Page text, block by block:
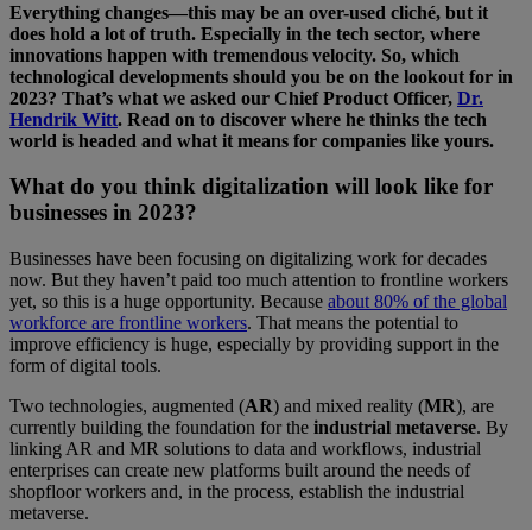
Everything changes—this may be an over-used cliché, but it
does hold a lot of truth. Especially in the tech sector, where
innovations happen with tremendous velocity. So, which
technological developments should you be on the lookout for in
2023? That’s what we asked our Chief Product Officer, Dr.
Hendrik Witt. Read on to discover where he thinks the tech
world is headed and what it means for companies like yours.
What do you think digitalization will look like for
businesses in 2023?
Businesses have been focusing on digitalizing work for decades
now. But they haven’t paid too much attention to frontline workers
yet, so this is a huge opportunity. Because about 80% of the global
workforce are frontline workers. That means the potential to
improve efficiency is huge, especially by providing support in the
form of digital tools.
Two technologies, augmented (AR) and mixed reality (MR), are
currently building the foundation for the industrial metaverse. By
linking AR and MR solutions to data and workflows, industrial
enterprises can create new platforms built around the needs of
shopfloor workers and, in the process, establish the industrial
metaverse.